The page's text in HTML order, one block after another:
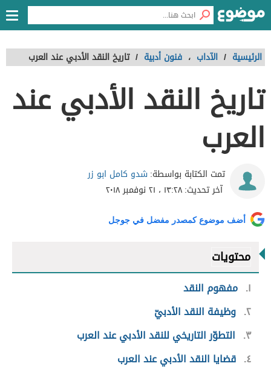
الرئيسية / الآداب ، فنون أدبية / تاريخ النقد الأدبي عند العرب
تاريخ النقد الأدبي عند
العرب
تمت الكتابة بواسطة:شدو كامل ابو زر
آخر تحديث:١٣:٢٨ ، ٢١ نوفمبر ٢٠١٨
أضف موضوع كمصدر مفضل في جوجل
محتويات
١ مفهوم النقد
٢ وظيفة النقد الأدبيّ
٣
التطوّر التاريخي للنقد الأدبي عند العرب
٤ قضايا النقد الأدبي عند العرب